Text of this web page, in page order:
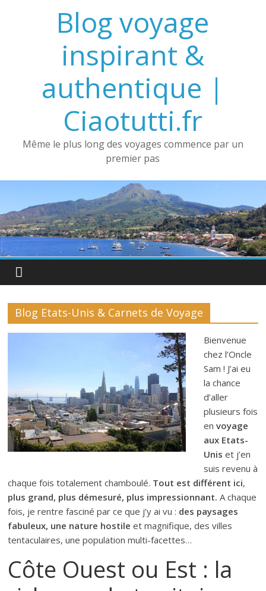
Blog voyage
inspirant &
authentique |
Ciaotutti.fr
Même le plus long des voyages commence par un
premier pas
Blog Etats-Unis & Carnets de Voyage
Bienvenue
chez l’Oncle
Sam ! J’ai eu
la chance
d’aller
plusieurs fois
envoyage
aux Etats-
Unis et j’en
suis revenu à
chaque fois totalement chamboulé. Tout est différent ici,
plus grand, plus démesuré, plus impressionnant. A chaque
fois, je rentre fasciné par ce que j’y ai vu : des paysages
fabuleux, une nature hostile et magnifique, des villes
tentaculaires, une population multi-facettes…
Côte Ouest ou Est : la